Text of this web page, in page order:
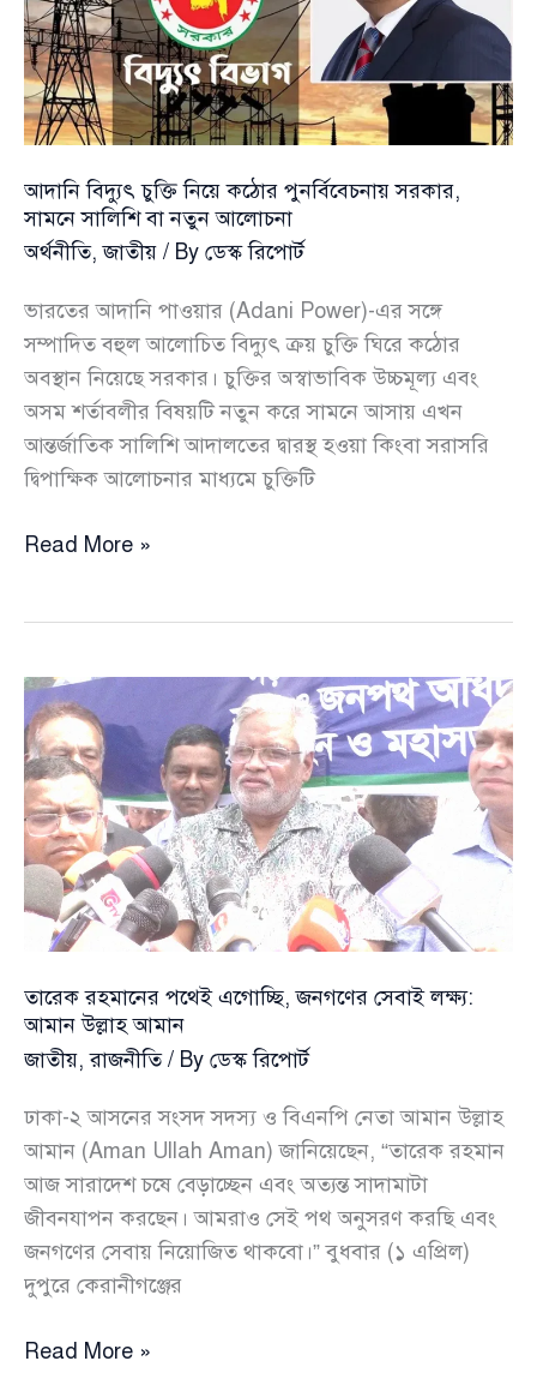
সতর্ক
করলেন
মঞ্জু
আদানি বিদ্যুৎ চুক্তি নিয়ে কঠোর পুনর্বিবেচনায় সরকার,
সামনে সালিশি বা নতুন আলোচনা
অর্থনীতি,জাতীয় / By ডেস্ক রিপোর্ট
ভারতের আদানি পাওয়ার (Adani Power)-এর সঙ্গে
সম্পাদিত বহুল আলোচিত বিদ্যুৎ ক্রয় চুক্তি ঘিরে কঠোর
অবস্থান নিয়েছে সরকার। চুক্তির অস্বাভাবিক উচ্চমূল্য এবং
অসম শর্তাবলীর বিষয়টি নতুন করে সামনে আসায় এখন
আন্তর্জাতিক সালিশি আদালতের দ্বারস্থ হওয়া কিংবা সরাসরি
দ্বিপাক্ষিক আলোচনার মাধ্যমে চুক্তিটি
আদানি
কঠোর
পুনর্বিবেচনায়
সরকার,
সামনে
সালিশি
বা
নতুন
আলোচনা
Read More »
তারেক রহমানের পথেই এগোচ্ছি, জনগণের সেবাই লক্ষ্য:
আমান উল্লাহ আমান
জাতীয়,রাজনীতি/ By ডেস্ক রিপোর্ট
ঢাকা-২ আসনের সংসদ সদস্য ও বিএনপি নেতা আমান উল্লাহ
আমান (Aman Ullah Aman) জানিয়েছেন, “তারেক রহমান
আজ সারাদেশ চষে বেড়াচ্ছেন এবং অত্যন্ত সাদামাটা
জীবনযাপন করছেন। আমরাও সেই পথ অনুসরণ করছি এবং
জনগণের সেবায় নিয়োজিত থাকবো।” বুধবার (১ এপ্রিল)
দুপুরে কেরানীগঞ্জের
তারেক
Read More »